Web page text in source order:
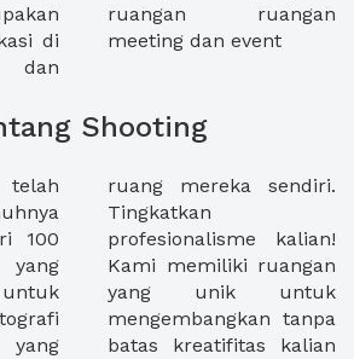
di
dan
meeting dan event
Shooting
telah
100